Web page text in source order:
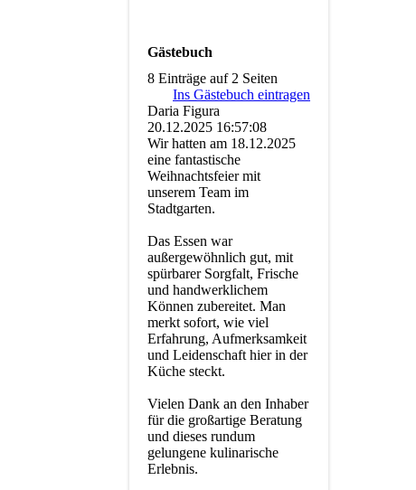
Gästebuch
8 Einträge auf 2 Seiten
Ins Gästebuch eintragen
Daria Figura
20.12.2025 16:57:08
Wir hatten am 18.12.2025
eine fantastische
Weihnachtsfeier mit
unserem Team im
Stadtgarten.
Das Essen war
außergewöhnlich gut, mit
spürbarer Sorgfalt, Frische
und handwerklichem
Können zubereitet. Man
merkt sofort, wie viel
Erfahrung, Aufmerksamkeit
und Leidenschaft hier in der
Küche steckt.
Vielen Dank an den Inhaber
für die großartige Beratung
und dieses rundum
gelungene kulinarische
Erlebnis.